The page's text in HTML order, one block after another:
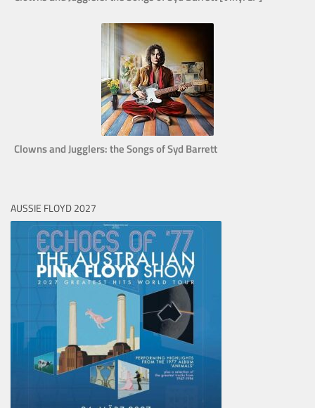
Clowns and Jugglers: the Songs of Syd Barrett
AUSSIE FLOYD 2027